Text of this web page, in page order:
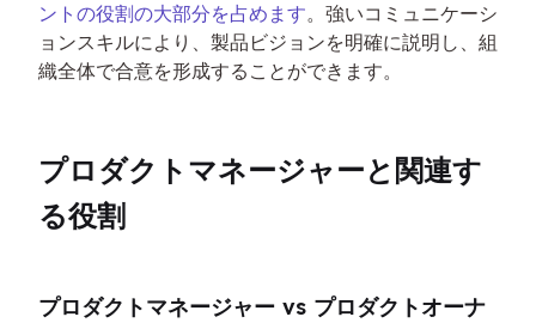
ントの役割の大部分を占めます。強いコミュニケーシ
ョンスキルにより、製品ビジョンを明確に説明し、組
織全体で合意を形成することができます。
プロダクトマネージャーと関連す
る役割
プロダクトマネージャー vs プロダクトオーナ